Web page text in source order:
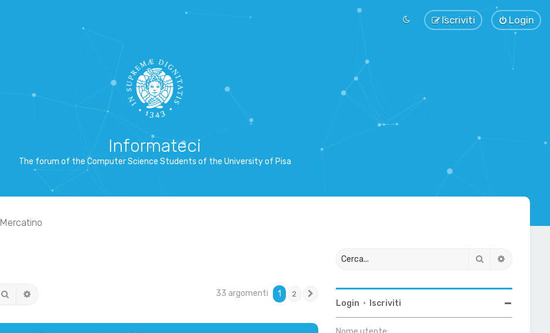
Login
Iscriviti
Informateci
The forum of the Computer Science Students of the University of Pisa
Mercatino
Cerca 33 argomenti 1 2
Cerca
Login • Iscriviti